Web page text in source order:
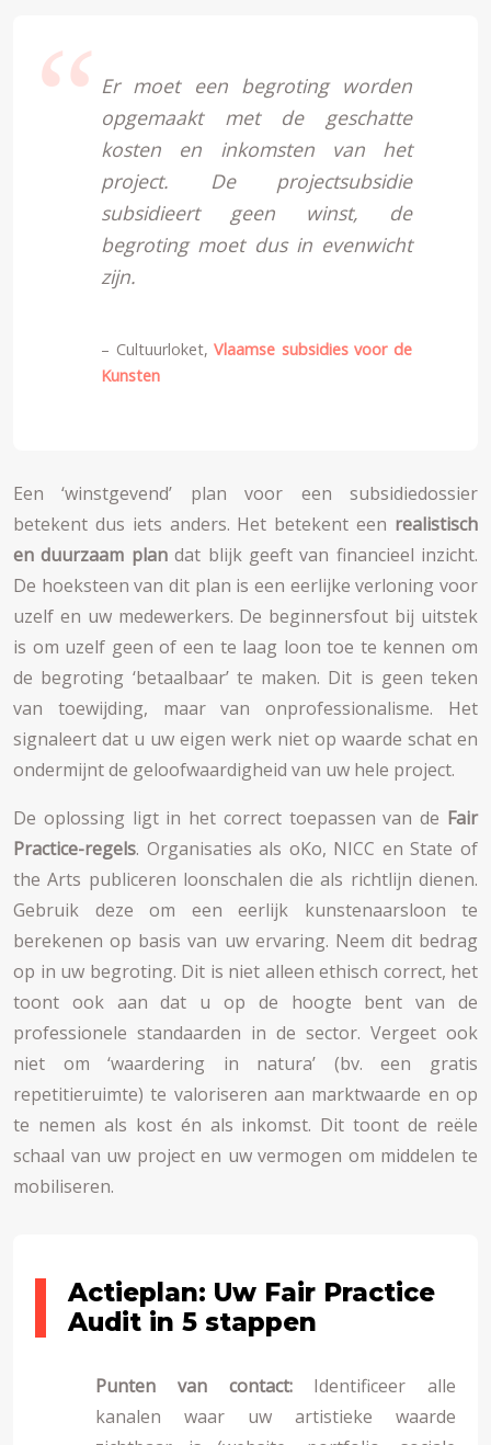
Er moet een begroting worden
opgemaakt met de geschatte
kosten en inkomsten van het
project. De projectsubsidie
subsidieert geen winst, de
begroting moet dus in evenwicht
zijn.
– Cultuurloket,Vlaamse subsidies voor de
Kunsten
Een ‘winstgevend’ plan voor een subsidiedossier
betekent dus iets anders. Het betekent een realistisch
en duurzaam plandat blijk geeft van financieel inzicht.
De hoeksteen van dit plan is een eerlijke verloning voor
uzelf en uw medewerkers. De beginnersfout bij uitstek
is om uzelf geen of een te laag loon toe te kennen om
de begroting ‘betaalbaar’ te maken. Dit is geen teken
van toewijding, maar van onprofessionalisme. Het
signaleert dat u uw eigen werk niet op waarde schat en
ondermijnt de geloofwaardigheid van uw hele project.
De oplossing ligt in het correct toepassen van de Fair
Practice-regels. Organisaties als oKo, NICC en State of
the Arts publiceren loonschalen die als richtlijn dienen.
Gebruik deze om een eerlijk kunstenaarsloon te
berekenen op basis van uw ervaring. Neem dit bedrag
op in uw begroting. Dit is niet alleen ethisch correct, het
toont ook aan dat u op de hoogte bent van de
professionele standaarden in de sector. Vergeet ook
niet om ‘waardering in natura’ (bv. een gratis
repetitieruimte) te valoriseren aan marktwaarde en op
te nemen als kost én als inkomst. Dit toont de reële
schaal van uw project en uw vermogen om middelen te
mobiliseren.
Actieplan: Uw Fair Practice
Audit in 5 stappen
Punten van contact:Identificeer alle
kanalen waar uw artistieke waarde